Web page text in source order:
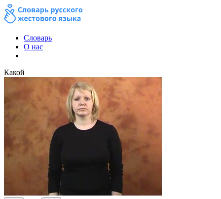
Словарь
О нас
Какой